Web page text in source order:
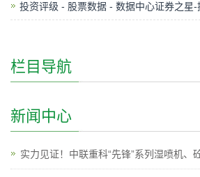
投资评级 - 股票数据 - 数据中心证券之星
栏目导航
新闻中心
实力见证！中联重科“先锋”系列湿喷机、